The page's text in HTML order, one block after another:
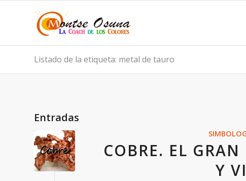
Listado de la etiqueta: metal de tauro
Entradas
COBRE. EL
Y